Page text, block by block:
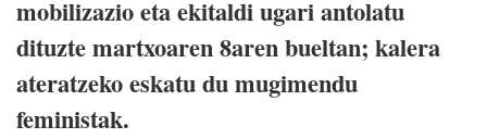
mobilizazio eta ekitaldi ugari antolatu
dituzte martxoaren 8aren bueltan; kalera
ateratzeko eskatu du mugimendu
feministak.